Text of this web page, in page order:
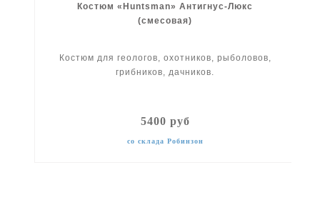
Костюм «Huntsman» Антигнус-Люкс
(смесовая)
Костюм для геологов, охотников, рыболовов,
грибников, дачников.
5400 руб
со склада Робинзон